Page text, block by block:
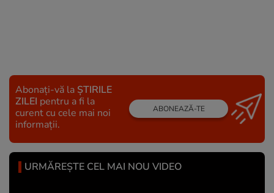
Abonați-vă la ȘTIRILE
ZILEI pentru a fi la
curent cu cele mai noi
informații.
ABONEAZĂ-TE
URMĂREȘTE CEL MAI NOU VIDEO